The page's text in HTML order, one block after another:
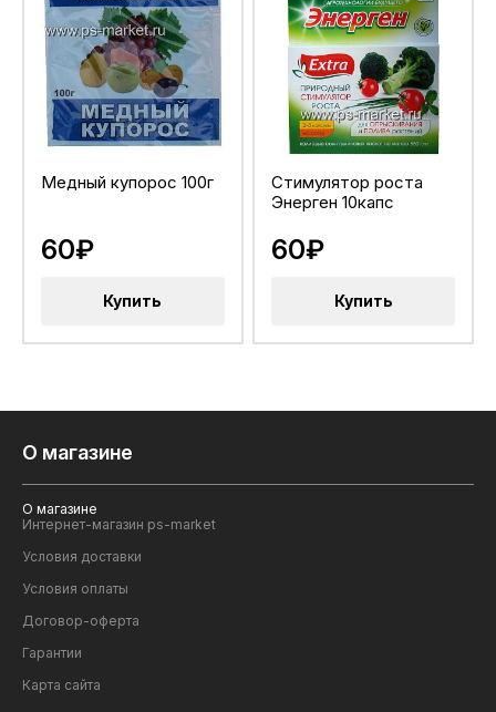
Медный купорос 100г
60₽
Купить
Стимулятор роста
Энерген 10капс
60₽
Купить
О магазине
О магазине
Интернет-магазин ps-market
Условия доставки
Условия оплаты
Договор-оферта
Гарантии
Карта сайта